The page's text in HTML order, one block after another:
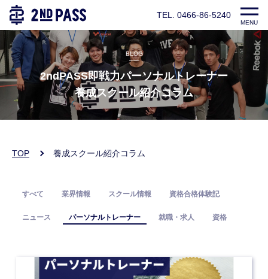
TEL. 0466-86-5240
MENU
BLOG
2ndPASS即戦力パーソナルトレーナー
養成スクール紹介コラム
TOP 養成スクール紹介コラム
すべて 業界情報 スクール情報 資格合格体験記
ニュース パーソナルトレーナー 就職・求人 資格